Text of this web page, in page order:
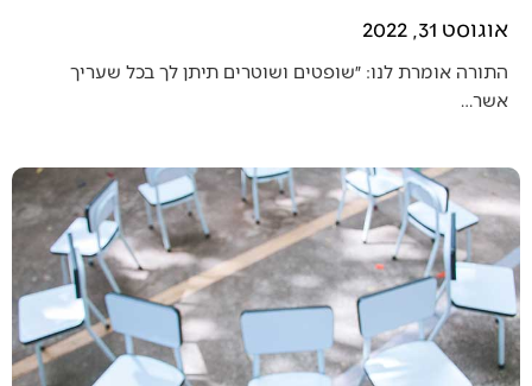
אוגוסט 31, 2022
התורה אומרת לנו: ״שופטים ושוטרים תיתן לך בכל שעריך
אשר…